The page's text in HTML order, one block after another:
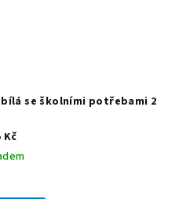
se školními potřebami 2
Kč